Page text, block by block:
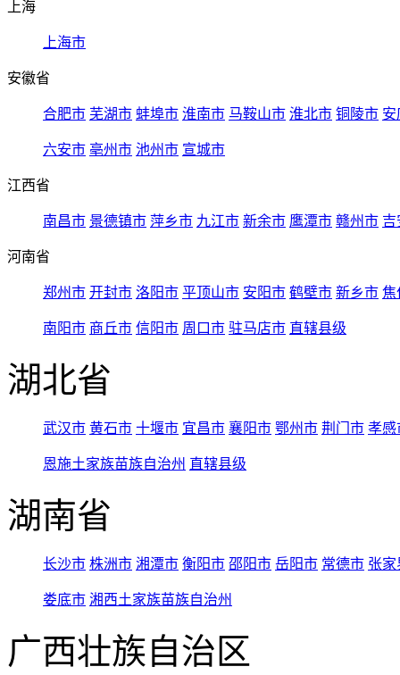
上海
上海市
安徽省
合肥市 芜湖市 蚌埠市 淮南市 马鞍山市 淮北市 铜陵市 安
六安市 亳州市 池州市 宣城市
江西省
南昌市 景德镇市 萍乡市 九江市 新余市 鹰潭市 赣州市 吉
河南省
郑州市 开封市 洛阳市 平顶山市 安阳市 鹤壁市 新乡市 焦
南阳市 商丘市 信阳市 周口市 驻马店市 直辖县级
湖北省
武汉市 黄石市 十堰市 宜昌市 襄阳市 鄂州市 荆门市 孝感
恩施土家族苗族自治州 直辖县级
湖南省
长沙市 株洲市 湘潭市 衡阳市 邵阳市 岳阳市 常德市 张家
娄底市 湘西土家族苗族自治州
广西壮族自治区